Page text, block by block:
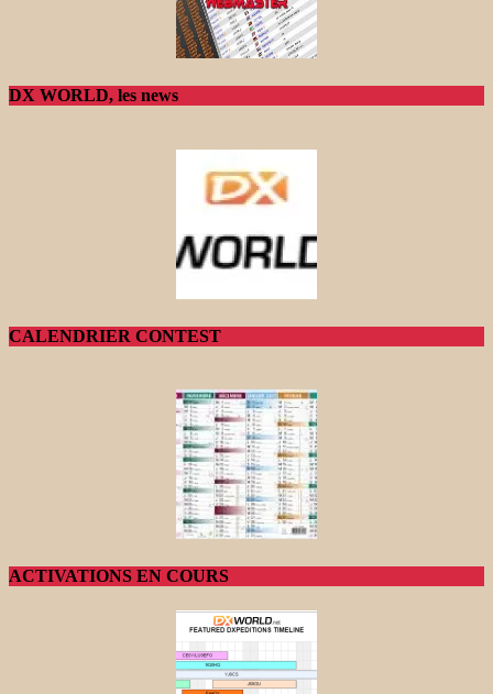
DX WORLD, les news
CALENDRIER CONTEST
ACTIVATIONS EN COURS